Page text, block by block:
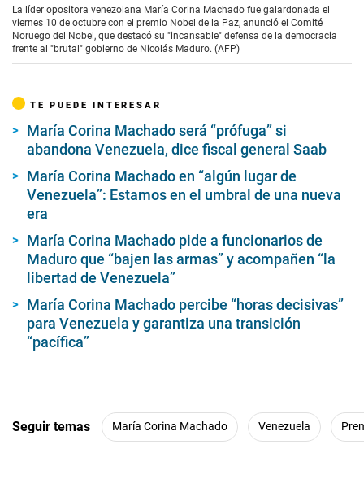
La líder opositora venezolana María Corina Machado fue galardonada el
viernes 10 de octubre con el premio Nobel de la Paz, anunció el Comité
Noruego del Nobel, que destacó su "incansable" defensa de la democracia
frente al "brutal" gobierno de Nicolás Maduro. (AFP)
TE PUEDE INTERESAR
María Corina Machado será “prófuga” si
abandona Venezuela, dice fiscal general Saab
María Corina Machado en “algún lugar de
Venezuela”: Estamos en el umbral de una nueva
era
María Corina Machado pide a funcionarios de
Maduro que “bajen las armas” y acompañen “la
libertad de Venezuela”
María Corina Machado percibe “horas decisivas”
para Venezuela y garantiza una transición
“pacífica”
Seguir temas María Corina Machado Venezuela